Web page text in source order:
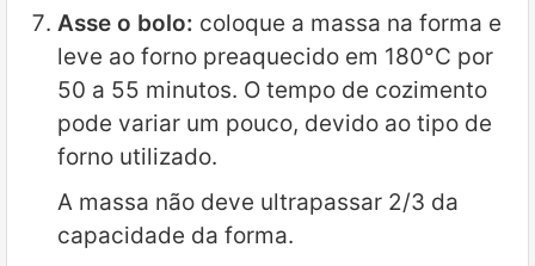
Asse o bolo: coloque a massa na forma e
leve ao forno preaquecido em 180°C por
50 a 55 minutos. O tempo de cozimento
pode variar um pouco, devido ao tipo de
forno utilizado.
A massa não deve ultrapassar 2/3 da
capacidade da forma.